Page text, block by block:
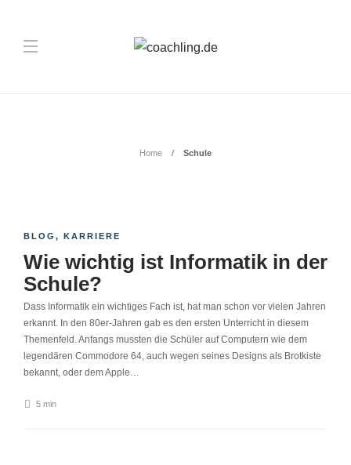
Home Schule
BLOG , KARRIERE
Wie wichtig ist Informatik in der
Schule?
Dass Informatik ein wichtiges Fach ist, hat man schon vor vielen Jahren
erkannt. In den 80er-Jahren gab es den ersten Unterricht in diesem
Themenfeld. Anfangs mussten die Schüler auf Computern wie dem
legendären Commodore 64, auch wegen seines Designs als Brotkiste
bekannt, oder dem Apple…
5 min